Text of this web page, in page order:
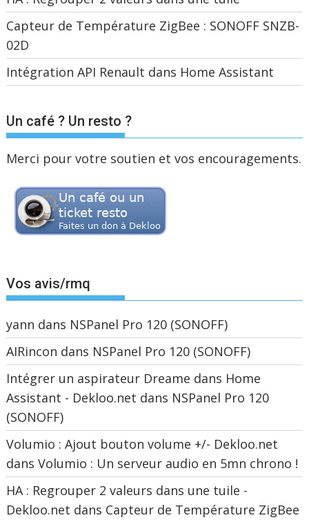
Capteur de Température ZigBee : SONOFF SNZB-
02D
Intégration API Renault dans Home Assistant
Un café ? Un resto ?
Merci pour votre soutien et vos encouragements.
Vos avis/rmq
yann dans NSPanel Pro 120 (SONOFF)
AIRincon dans NSPanel Pro 120 (SONOFF)
Intégrer un aspirateur Dreame dans Home
Assistant - Dekloo.net dans NSPanel Pro 120
(SONOFF)
Volumio : Ajout bouton volume +/- Dekloo.net
dansVolumio : Un serveur audio en 5mn chrono !
HA : Regrouper 2 valeurs dans une tuile -
Dekloo.net dans Capteur de Température ZigBee